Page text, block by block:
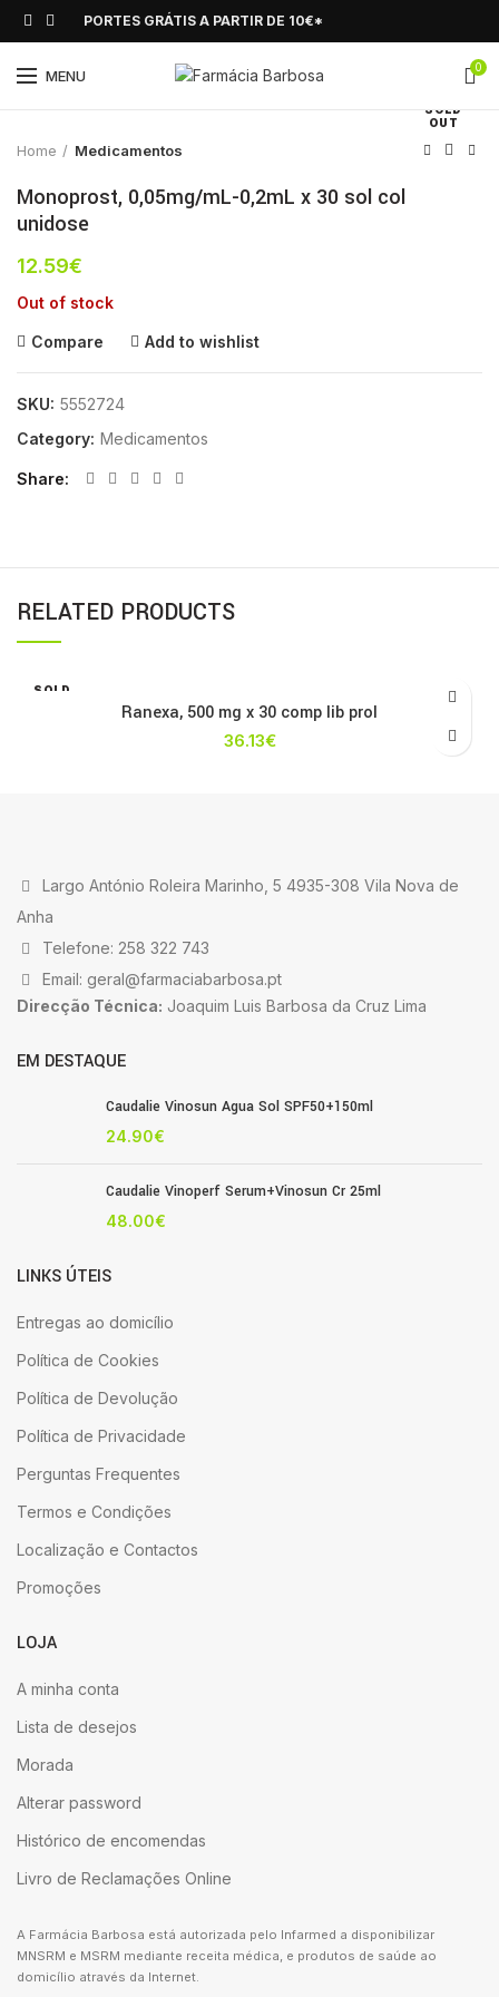
PORTES GRÁTIS A PARTIR DE 10€*
MENU 0
SOLD
OUT
Click to enlarge
Home Medicamentos
Monoprost, 0,05mg/mL-0,2mL x 30 sol col
unidose
12.59€
Out of stock
Compare Add to wishlist
SKU: 5552724
Category: Medicamentos
Share
RELATED PRODUCTS
SOLD
Ranexa, 500 mg x 30 comp lib prol
36.13€
Largo António Roleira Marinho, 5 4935-308 Vila Nova de
Anha
Telefone: 258 322 743
Email: geral@farmaciabarbosa.pt
Direcção Técnica: Joaquim Luis Barbosa da Cruz Lima
EM DESTAQUE
Caudalie Vinosun Agua Sol SPF50+150ml
24.90€
Caudalie Vinoperf Serum+Vinosun Cr 25ml
48.00€
LINKS ÚTEIS
Entregas ao domicílio
Política de Cookies
Política de Devolução
Política de Privacidade
Perguntas Frequentes
Termos e Condições
Localização e Contactos
Promoções
LOJA
A minha conta
Lista de desejos
Morada
Alterar password
Histórico de encomendas
Livro de Reclamações Online
A Farmácia Barbosa está autorizada pelo Infarmed a disponibilizar
MNSRM e MSRM mediante receita médica, e produtos de saúde ao
domicílio através da Internet.